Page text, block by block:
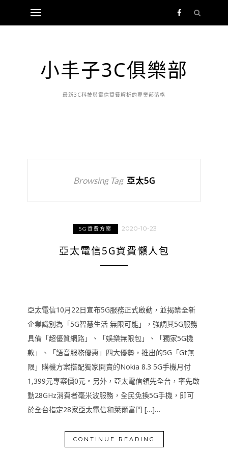
小丰子3C俱樂部
最新3C科技與電信資費解析的專業部落格
Browsing Tag 亞太5G
5G資費方案 2020-10-23
亞太電信5G資費懶人包
亞太電信10月22日宣布5G服務正式啟動，並揭櫫全新
企業識別為「5G智慧生活 無限可能」，強調其5G服務
具備「超優質網路」、「娛樂無限包」、「獨家5G機
款」、「語音服務優惠」四大優勢，推出的5G「Gt無
限」購機方案搭配獨家開賣的Nokia 8.3 5G手機月付
1,399元專案價0元。另外，亞太電信領先全台，率先啟
動28GHz消費者毫米波服務，全民免換5G手機，即可
於全台指定28家亞太電信和萊爾富門 […]…
CONTINUE READING